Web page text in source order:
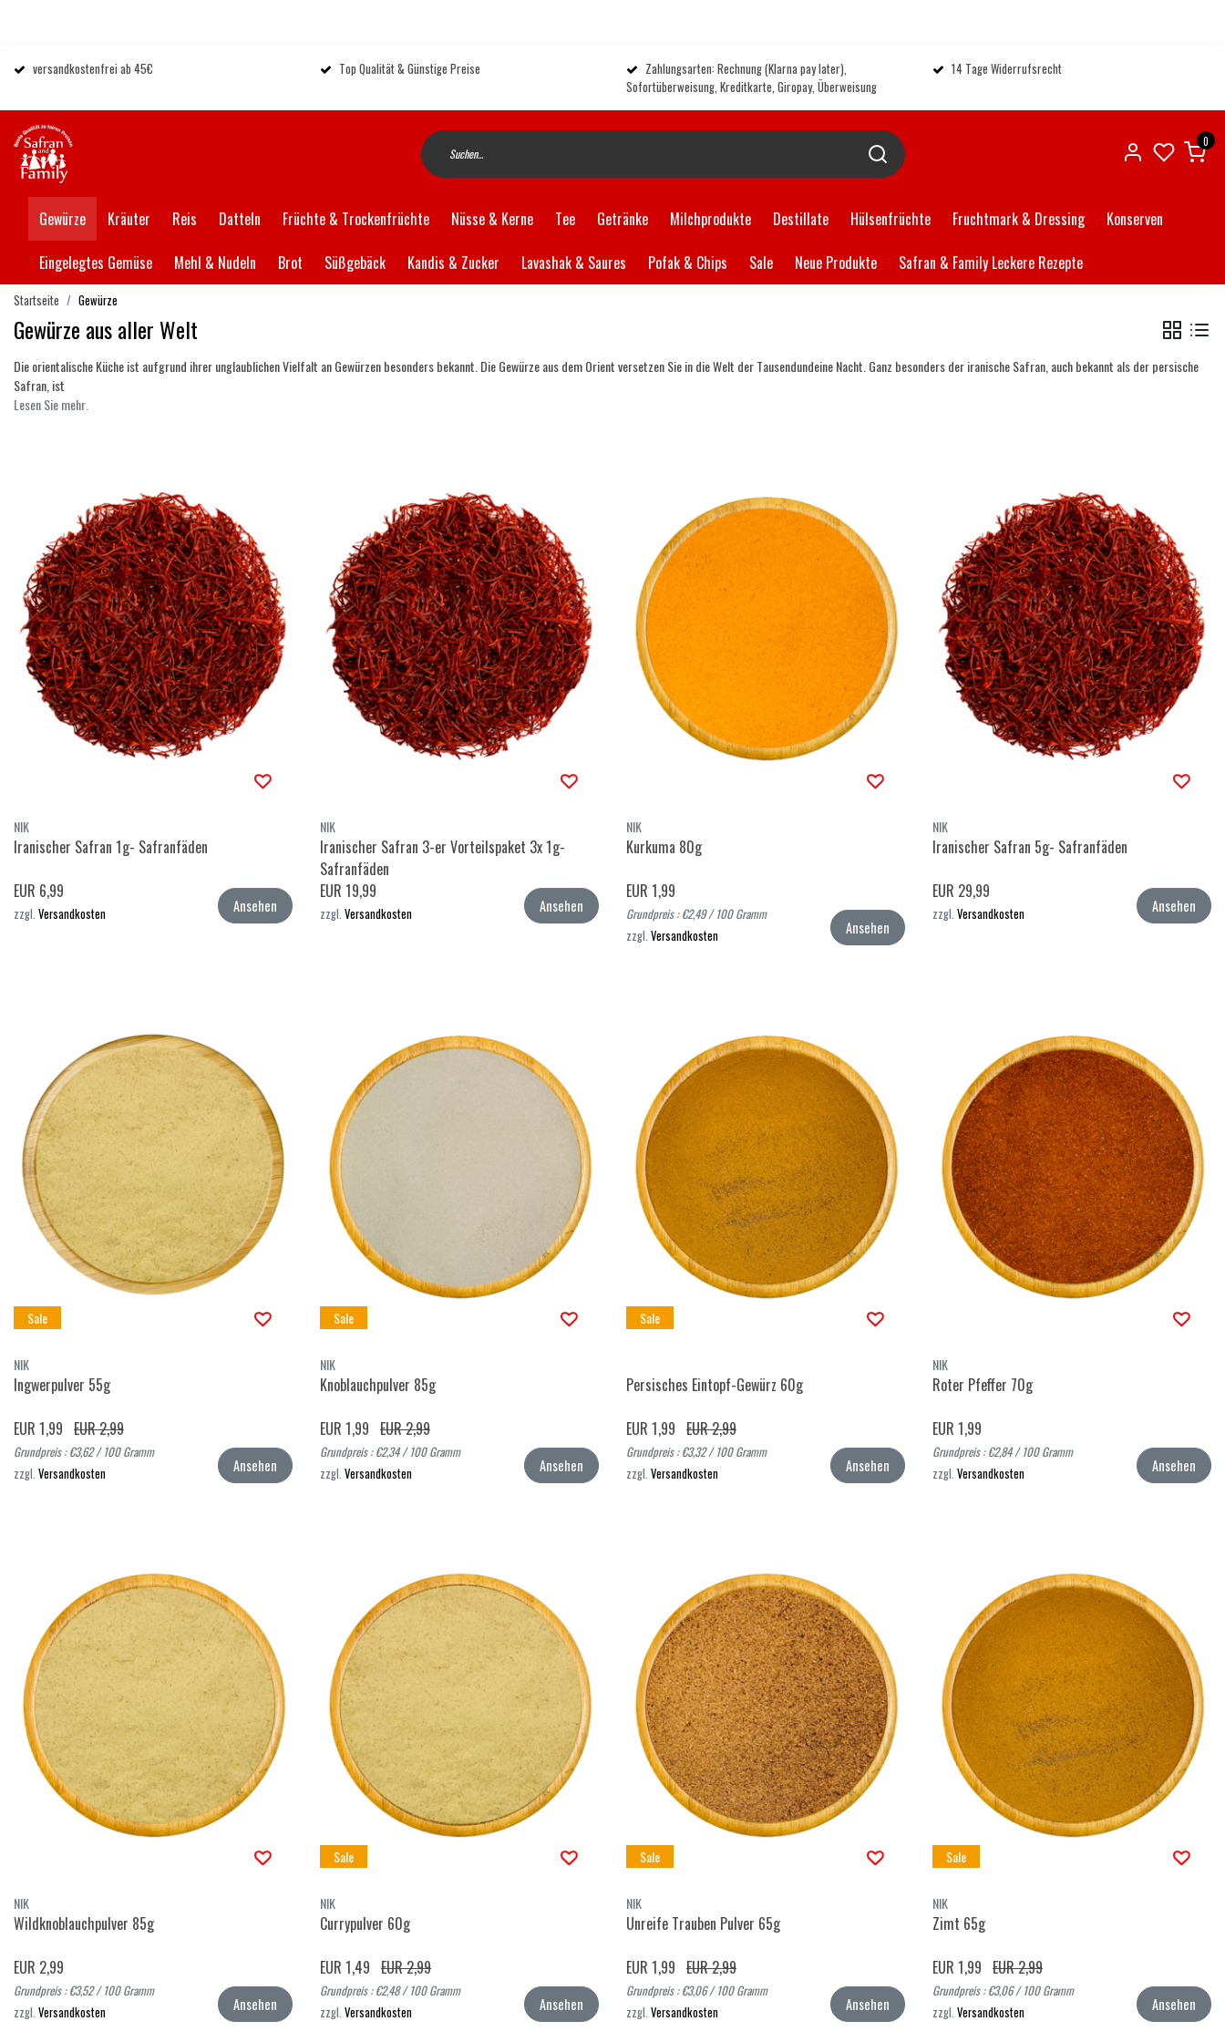
versandkostenfrei ab 45€ Top Qualität & Günstige Preise
Zahlungsarten: Rechnung (Klarna pay later),
Sofortüberweisung, Kreditkarte, Giropay, Überweisung
14 Tage Widerrufsrecht
0
Gewürze Kräuter Reis Datteln Früchte & Trockenfrüchte Nüsse & Kerne Tee Getränke Milchprodukte Destillate Hülsenfrüchte Fruchtmark & Dressing
Konserven
Eingelegtes Gemüse
Mehl & Nudeln Brot Süßgebäck Kandis & Zucker Lavashak & Saures Pofak & Chips Sale Neue Produkte Safran & Family Leckere Rezepte
Startseite Gewürze
Gewürze aus aller Welt
Die orientalische Küche ist aufgrund ihrer unglaublichen Vielfalt an Gewürzen besonders bekannt. Die Gewürze aus dem Orient versetzen Sie in die Welt der Tausendundeine Nacht. Ganz besonders der iranische Safran, auch bekannt als der persische
Safran, ist
Lesen Sie mehr.
NIK
Iranischer Safran 1g- Safranfäden
EUR 6,99
zzgl. Versandkosten Ansehen
NIK
Iranischer Safran 3-er Vorteilspaket 3x 1g-
Safranfäden
EUR 19,99
zzgl. Versandkosten Ansehen
NIK
Kurkuma 80g
EUR 1,99
Grundpreis : €2,49 / 100 Gramm
zzgl. Versandkosten Ansehen
NIK
Iranischer Safran 5g- Safranfäden
EUR 29,99
zzgl. Versandkosten Ansehen
Sale
NIK
Ingwerpulver 55g
EUR 1,99 EUR 2,99
Grundpreis : €3,62 / 100 Gramm
zzgl. Versandkosten Ansehen
Sale
NIK
Knoblauchpulver 85g
EUR 1,99 EUR 2,99
Grundpreis : €2,34 / 100 Gramm
zzgl. Versandkosten Ansehen
Sale
Persisches Eintopf-Gewürz 60g
EUR 1,99 EUR 2,99
Grundpreis : €3,32 / 100 Gramm
zzgl. Versandkosten Ansehen
NIK
Roter Pfeffer 70g
EUR 1,99
Grundpreis : €2,84 / 100 Gramm
zzgl. Versandkosten Ansehen
NIK
Wildknoblauchpulver 85g
EUR 2,99
Grundpreis : €3,52 / 100 Gramm
zzgl. Versandkosten Ansehen
Sale
NIK
Currypulver 60g
EUR 1,49 EUR 2,99
Grundpreis : €2,48 / 100 Gramm
zzgl. Versandkosten Ansehen
Sale
NIK
Unreife Trauben Pulver 65g
EUR 1,99 EUR 2,99
Grundpreis : €3,06 / 100 Gramm
zzgl. Versandkosten Ansehen
Sale
NIK
Zimt 65g
EUR 1,99 EUR 2,99
Grundpreis : €3,06 / 100 Gramm
zzgl. Versandkosten Ansehen